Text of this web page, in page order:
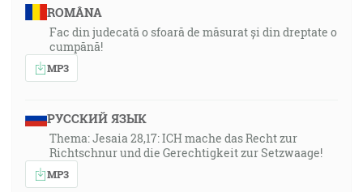
ROMÂNA
Fac din judecată o sfoară de măsurat și din dreptate o
cumpănă!
MP3
РУССКИЙ ЯЗЫК
Thema: Jesaia 28,17: ICH mache das Recht zur
Richtschnur und die Gerechtigkeit zur Setzwaage!
MP3